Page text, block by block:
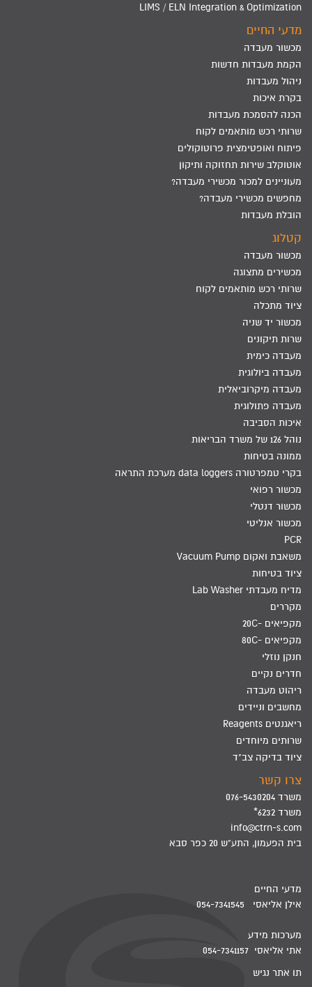
LIMS / ELN Integration & Optimization
מדעי החיים
מכשור מעבדה
הקמת מעבדות חדשות
ניהול מעבדות
בקרת איכות
הכנה להסמכת מעבדות
שרותי רכש מותאמים לקוח
פיתוח ואופטימצית פרוטוקולים
אוטוקלב שירות תחזוקה ותיקון
מעוניינים למכור מכשירי מעבדה?
מחפשים מכשירי מעבדה?
הובלת מעבדות
קטלוג
מכשור מעבדה
מכשירים מתצוגה
שרותי רכש מותאמים לקוח
ציוד מתכלה
מכשור יד שניה
שרות תיקונים
מעבדה כימית
מעבדה ביולוגית
מעבדה מיקרוביאלית
מעבדה פתולוגית
איכות הסביבה
נוהל 126 של משרד הבריאות
ממונה בטיחות
בקרי טמפרטורה data loggers מערכת התראה
מכשור רפואי
מכשור דנטלי
מכשור אנליטי
PCR
משאבת ואקום Vacuum Pump
ציוד בטיחות
מדיח מעבדתי Lab Washer
מקררים
מקפיאים -20C
מקפיאים -80C
חנקן נוזלי
חדרים נקיים
ריהוט מעבדה
מחשבים וניידים
ריאגנטים Reagents
שרותים מיוחדים
ציוד בדיקה צב"ד
צרו קשר
משרד 076-5430204
משרד 6232*
info@ctrn-s.com
בית הפעמון, התע"ש 20 כפר סבא
מדעי החיים
אילן אליאסי 054-7341545
מערכות מידע
אתי אליאסי 054-7341157
תו אתר נגיש